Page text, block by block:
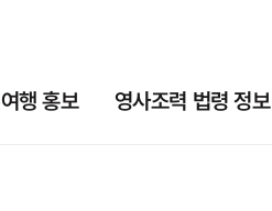
행 홍보 영사조력 법령 정보